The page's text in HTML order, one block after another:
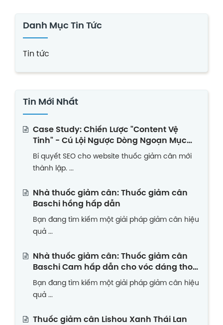
Danh Mục Tin Tức
Tin tức
Tin Mới Nhất
Case Study: Chiến Lược "Content Vệ
Tinh" - Cú Lội Ngược Dòng Ngoạn Mục
Của Website Thuốc Giảm Cân Non Trẻ
Bí quyết SEO cho website thuốc giảm cân mới
thành lập. ...
Nhà thuốc giảm cân: Thuốc giảm cân
Baschi hồng hấp dẫn
Bạn đang tìm kiếm một giải pháp giảm cân hiệu
quả ...
Nhà thuốc giảm cân: Thuốc giảm cân
Baschi Cam hấp dẫn cho vóc dáng thon
gọn
Bạn đang tìm kiếm một giải pháp giảm cân hiệu
quả ...
Thuốc giảm cân Lishou Xanh Thái Lan